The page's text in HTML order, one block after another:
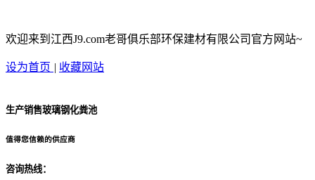
欢迎来到江西J9.com老哥俱乐部环保建材有限公司官方网站~
设为首页 | 收藏网站
生产销售玻璃钢化粪池
值得您信赖的供应商
咨询热线：